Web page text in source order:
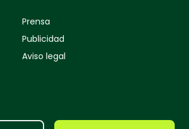
Prensa
Publicidad
Aviso legal